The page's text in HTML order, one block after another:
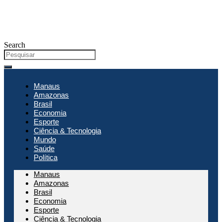
Search
Manaus
Amazonas
Brasil
Economia
Esporte
Ciência & Tecnologia
Mundo
Saúde
Política
Manaus
Amazonas
Brasil
Economia
Esporte
Ciência & Tecnologia